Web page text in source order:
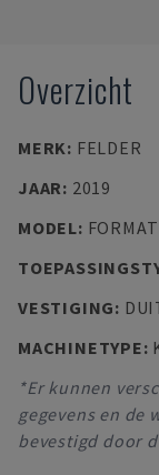
Overzicht
MERK: FELDER
JAAR: 2019
MODEL:
VESTIGING:
MACHINETYPE:
*Er kunnen
gegevens en de
bevestigd door